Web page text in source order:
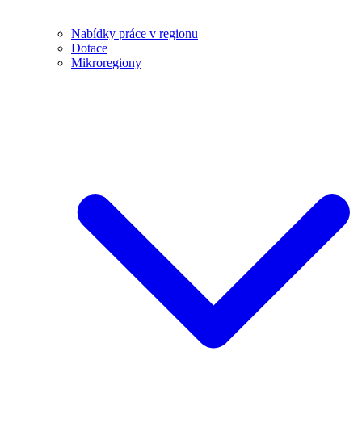
Nabídky práce v regionu
Dotace
Mikroregiony